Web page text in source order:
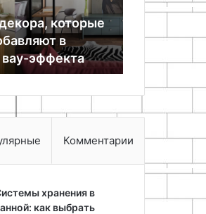
своими
из
вешалки
02.05.2026
уборов
обычной
Комментарии
хранения в
как выбрать